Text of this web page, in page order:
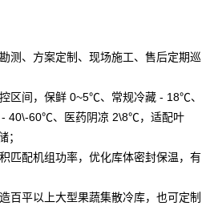
测、方案定制、现场施工、售后定期巡
区间，保鲜 0~5℃、常规冷藏 - 18℃、
40\-60℃、医药阴凉 2\8℃，适配叶
；
匹配机组功率，优化库体密封保温，有
百平以上大型果蔬集散冷库，也可定制